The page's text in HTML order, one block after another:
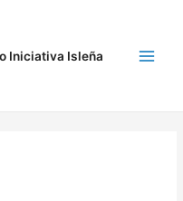
Iniciativa Isleña